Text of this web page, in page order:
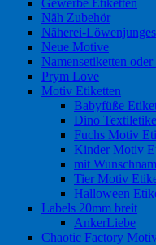
Gewerbe Etiketten
Näh Zubehör
Näherei-
Neue Motive
Namensetiketten
Prym Love
Motiv Etiketten
Babyfüße
Dino
Fuchs Motiv
Kinder Motiv
mit
Tier Motiv
Halloween
Labels 20mm breit
AnkerLiebe
Chaotic Factory